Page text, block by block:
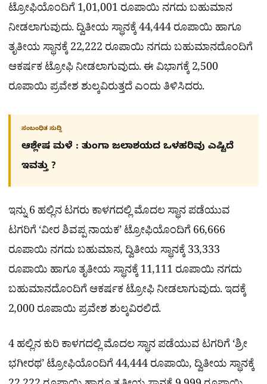
ಟ್ರೋಫಿಯೊಂದಿಗೆ 1,01,001 ರೂಪಾಯಿ ನಗದು ಬಹುಮಾನ
ನೀಡಲಾಗುವುದು. ದ್ವಿತೀಯ ಸ್ಥಾನಕ್ಕೆ 44,444 ರೂಪಾಯಿ ಹಾಗೂ
ತೃತೀಯ ಸ್ಥಾನಕ್ಕೆ 22,222 ರೂಪಾಯಿ ನಗದು ಬಹುಮಾನದೊಂದಿಗೆ
ಆಕರ್ಷಕ ಟ್ರೋಫಿ ನೀಡಲಾಗುವುದು. ಈ ವಿಭಾಗಕ್ಕೆ 2,500
ರೂಪಾಯಿ ಪ್ರವೇಶ ಶುಲ್ಕವಿರುತ್ತದೆ ಎಂದು ತಿಳಿಸಿದರು.
ಸಂಬಂಧಿತ ಸುದ್ದಿ
ಆಶ್ಲೇಷ ಮಳೆ : ತುಂಗಾ ಜಲಾಶಯದ ಒಳಹರಿವು ಎಷ್ಟಿದೆ
ಇವತ್ತು ?
ಇನ್ನು 6 ಹಲ್ಲಿನ ಟಗರು ಕಾಳಗದಲ್ಲಿ ಮೊದಲ ಸ್ಥಾನ ಪಡೆಯುವ
ಟಗರಿಗೆ ‘ವೀರ ಶಿವಪ್ಪ ನಾಯಕ’ ಟ್ರೋಫಿಯೊಂದಿಗೆ 66,666
ರೂಪಾಯಿ ನಗದು ಬಹುಮಾನ, ದ್ವಿತೀಯ ಸ್ಥಾನಕ್ಕೆ 33,333
ರೂಪಾಯಿ ಹಾಗೂ ತೃತೀಯ ಸ್ಥಾನಕ್ಕೆ 11,111 ರೂಪಾಯಿ ನಗದು
ಬಹುಮಾನದೊಂದಿಗೆ ಆಕರ್ಷಕ ಟ್ರೋಫಿ ನೀಡಲಾಗುವುದು. ಇದಕ್ಕೆ
2,000 ರೂಪಾಯಿ ಪ್ರವೇಶ ಶುಲ್ಕವಿರಲಿದೆ.
4 ಹಲ್ಲಿನ ಕುರಿ ಕಾಳಗದಲ್ಲಿ ಮೊದಲ ಸ್ಥಾನ ಪಡೆಯುವ ಟಗರಿಗೆ ‘ಶ್ರೀ
ಭಗೀರಥ’ ಟ್ರೋಫಿಯೊಂದಿಗೆ 44,444 ರೂಪಾಯಿ, ದ್ವಿತೀಯ ಸ್ಥಾನಕ್ಕೆ